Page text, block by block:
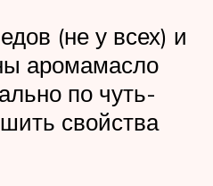
(не у всех) и
аромамасло
по чуть-
свойства